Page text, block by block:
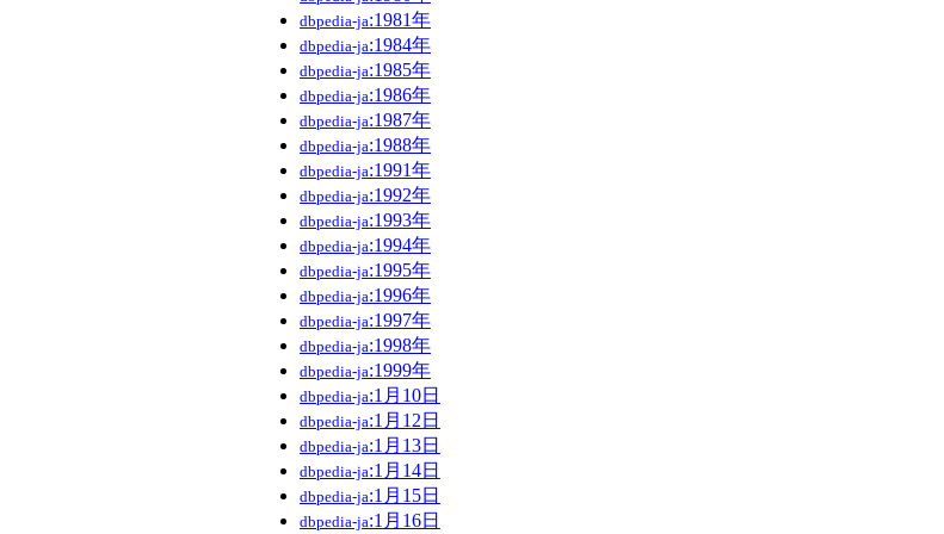
dbpedia-ja:1981年
dbpedia-ja:1984年
dbpedia-ja:1985年
dbpedia-ja:1986年
dbpedia-ja:1987年
dbpedia-ja:1988年
dbpedia-ja:1991年
dbpedia-ja:1992年
dbpedia-ja:1993年
dbpedia-ja:1994年
dbpedia-ja:1995年
dbpedia-ja:1996年
dbpedia-ja:1997年
dbpedia-ja:1998年
dbpedia-ja:1999年
dbpedia-ja:1月10日
dbpedia-ja:1月12日
dbpedia-ja:1月13日
dbpedia-ja:1月14日
dbpedia-ja:1月15日
dbpedia-ja:1月16日